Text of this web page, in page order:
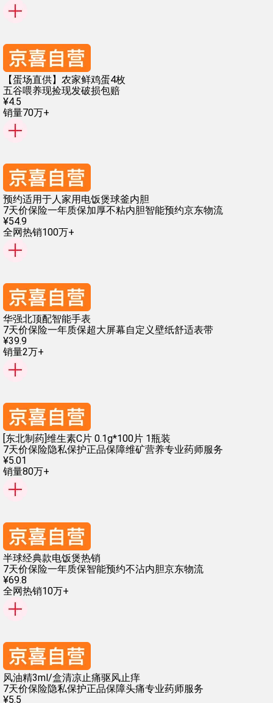
【蛋场直供】农家鲜鸡蛋4枚
五谷喂养现捡现发破损包赔
¥4.5
销量70万+
预约适用于人家用电饭煲球釜内胆
7天价保险一年质保加厚不粘内胆智能预约京东物流
¥54.9
全网热销100万+
华强北顶配智能手表
7天价保险一年质保超大屏幕自定义壁纸舒适表带
¥39.9
销量2万+
[东北制药]维生素C片 0.1g*100片 1瓶装
7天价保险隐私保护正品保障维矿营养专业药师服务
¥5.01
销量80万+
半球经典款电饭煲热销
7天价保险一年质保智能预约不沾内胆京东物流
¥69.8
全网热销10万+
风油精3ml/盒清凉止痛驱风止痒
7天价保险隐私保护正品保障头痛专业药师服务
¥5.5